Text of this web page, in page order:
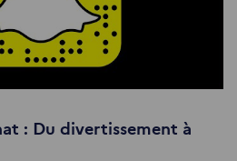
: Du divertissement à